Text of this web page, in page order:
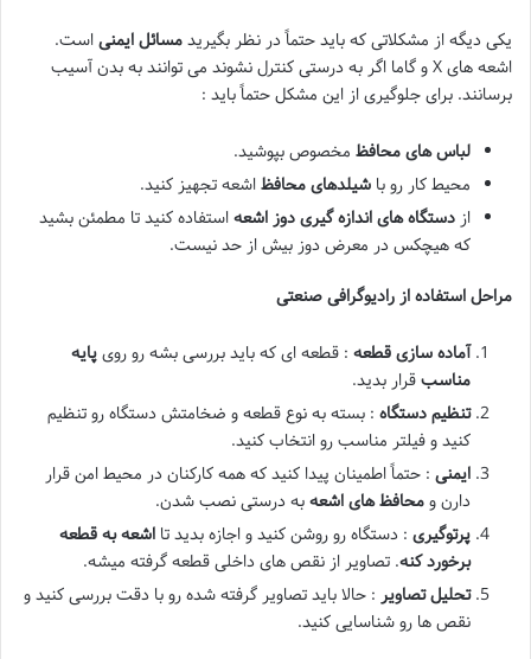
یکی دیگه از مشکلاتی که باید حتماً در نظر بگیریدمسائل ایمنیاست.
اشعه های X و گاما اگر به درستی کنترل نشوند می توانند به بدن آسیب
برسانند. برای جلوگیری از این مشکل حتماً باید :
لباس های محافظ مخصوص بپوشید.
محیط کار رو با شیلدهای محافظاشعه تجهیز کنید.
از دستگاه های اندازه گیری دوز اشعهاستفاده کنید تا مطمئن بشید
که هیچکس در معرض دوز بیش از حد نیست.
مراحل استفاده از رادیوگرافی صنعتی
آماده سازی قطعه : قطعه ای که باید بررسی بشه رو رویپایه
مناسبقرار بدید.
تنظیم دستگاه : بسته به نوع قطعه و ضخامتش دستگاه رو تنظیم
کنید و فیلتر مناسب رو انتخاب کنید.
ایمنی : حتماً اطمینان پیدا کنید که همه کارکنان در محیط امن قرار
دارن ومحافظ های اشعهبه درستی نصب شدن.
پرتوگیری : دستگاه رو روشن کنید و اجازه بدید تا اشعه به قطعه
برخورد کنه. تصاویر از نقص های داخلی قطعه گرفته میشه.
تحلیل تصاویر : حالا باید تصاویر گرفته شده رو با دقت بررسی کنید و
نقص ها رو شناسایی کنید.